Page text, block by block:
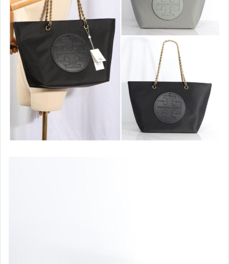
Coach 皮帶
Coach 女鞋
Coach 男鞋
Coach 手錶
Coach 手機包
Coach 相機包
Coach 斜背包